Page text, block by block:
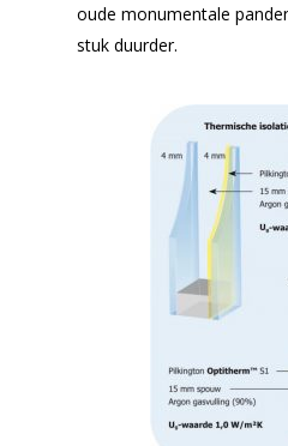
oude monumentale
stuk duurder.